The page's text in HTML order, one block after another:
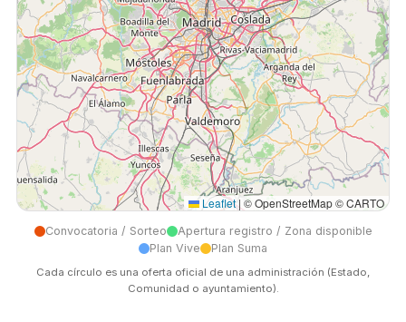
Leaflet | © OpenStreetMap © CARTO
Convocatoria / Sorteo
Apertura registro / Zona disponible
Plan Vive
Plan Suma
Cada círculo es una oferta oficial de una administración (Estado,
Comunidad o ayuntamiento).